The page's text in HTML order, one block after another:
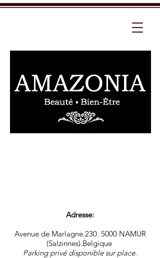
Adresse:
Avenue de Marlagne.230. 5000 NAMUR
(Salzinnes).Belgique
Parking privé disponible sur place.